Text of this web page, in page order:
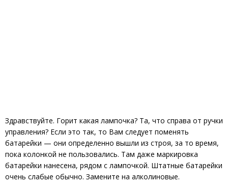
Здравствуйте. Горит какая лампочка? Та, что справа от ручки
управления? Если это так, то Вам следует поменять
батарейки — они определенно вышли из строя, за то время,
пока колонкой не пользовались. Там даже маркировка
батарейки нанесена, рядом с лампочкой. Штатные батарейки
очень слабые обычно. Замените на алколиновые.